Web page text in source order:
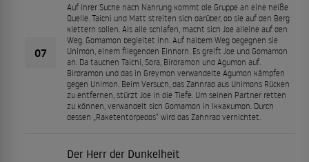
07
Auf ihrer Suche nach Nahrung kommt die Gruppe an eine heiße
Quelle. Taichi und Matt streiten sich darüber, ob sie auf den Berg
klettern sollen. Als alle schlafen, macht sich Joe alleine auf den
Weg. Gomamon begleitet ihn. Auf halbem Weg begegnen sie
Unimon, einem fliegenden Einhorn. Es greift Joe und Gomamon
an. Da tauchen Taichi, Sora, Birdramon und Agumon auf.
Birdramon und das in Greymon verwandelte Agumon kämpfen
gegen Unimon. Beim Versuch, das Zahnrad aus Unimons Rücken
zu entfernen, stürzt Joe in die Tiefe. Um seinen Partner retten
zu können, verwandelt sich Gomamon in Ikkakumon. Durch
dessen „Raketentorpedos“ wird das Zahnrad vernichtet.
Der Herr der Dunkelheit